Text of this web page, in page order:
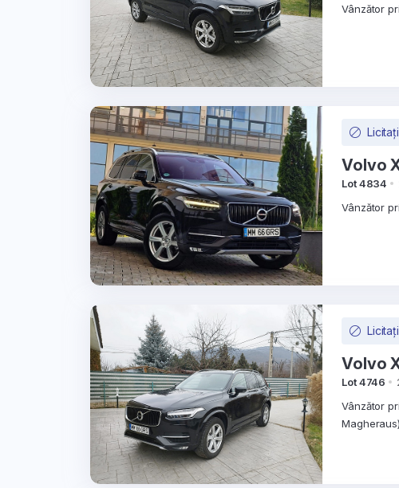
Vânzător
Volvo
Lot 4834
Vânzător
Volvo
Lot 4746
Vânzător
Magheraus)